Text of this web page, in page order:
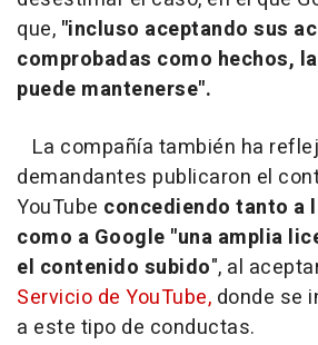
que, "incluso aceptando sus
comprobadas como hechos,
puede mantenerse".
La compañía también ha
demandantes publicaron el
YouTube concediendo tanto a
como a Google "una amplia
el contenido subido", al
Servicio de YouTube, donde se
a este tipo de conductas.